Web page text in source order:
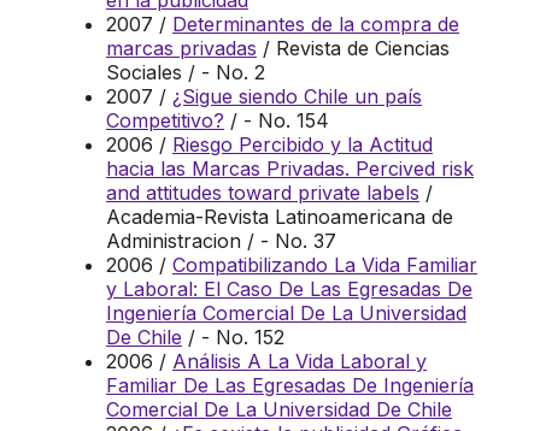
2007 / Determinantes de la compra de
marcas privadas / Revista de Ciencias
Sociales / - No. 2
2007 / ¿Sigue siendo Chile un país
Competitivo? / - No. 154
2006 / Riesgo Percibido y la Actitud
hacia las Marcas Privadas. Percived risk
and attitudes toward private labels /
Academia-Revista Latinoamericana de
Administracion / - No. 37
2006 / Compatibilizando La Vida Familiar
y Laboral: El Caso De Las Egresadas De
Ingeniería Comercial De La Universidad
De Chile / - No. 152
2006 / Análisis A La Vida Laboral y
Familiar De Las Egresadas De Ingeniería
Comercial De La Universidad De Chile